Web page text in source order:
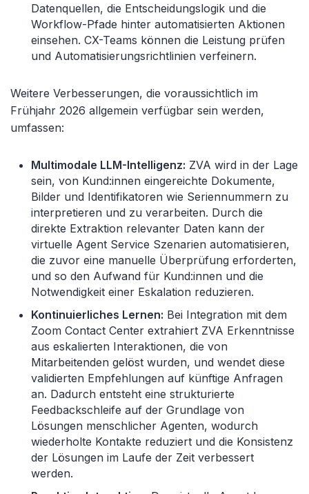
Datenquellen, die Entscheidungslogik und die
Workflow-Pfade hinter automatisierten Aktionen
einsehen. CX-Teams können die Leistung prüfen
und Automatisierungsrichtlinien verfeinern.
Weitere Verbesserungen, die voraussichtlich im
Frühjahr 2026 allgemein verfügbar sein werden,
umfassen:
Multimodale LLM-Intelligenz: ZVA wird in der Lage
sein, von Kund:innen eingereichte Dokumente,
Bilder und Identifikatoren wie Seriennummern zu
interpretieren und zu verarbeiten. Durch die
direkte Extraktion relevanter Daten kann der
virtuelle Agent Service Szenarien automatisieren,
die zuvor eine manuelle Überprüfung erforderten,
und so den Aufwand für Kund:innen und die
Notwendigkeit einer Eskalation reduzieren.
Kontinuierliches Lernen: Bei Integration mit dem
Zoom Contact Center extrahiert ZVA Erkenntnisse
aus eskalierten Interaktionen, die von
Mitarbeitenden gelöst wurden, und wendet diese
validierten Empfehlungen auf künftige Anfragen
an. Dadurch entsteht eine strukturierte
Feedbackschleife auf der Grundlage von
Lösungen menschlicher Agenten, wodurch
wiederholte Kontakte reduziert und die Konsistenz
der Lösungen im Laufe der Zeit verbessert
werden.